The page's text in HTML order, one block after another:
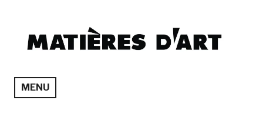
contenu
principal
Matières d'Art
MENU